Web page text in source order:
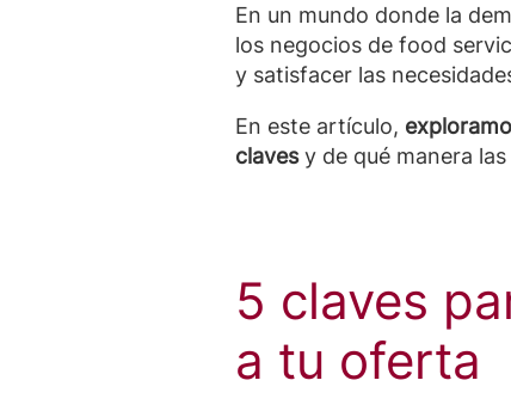
En un mundo donde la
los negocios de food
y satisfacer las
En este artículo,
clavesy de qué manera las
5 claves
a tu oferta